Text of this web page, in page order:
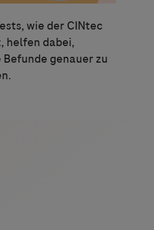
wie der CINtec
helfen dabei,
genauer zu